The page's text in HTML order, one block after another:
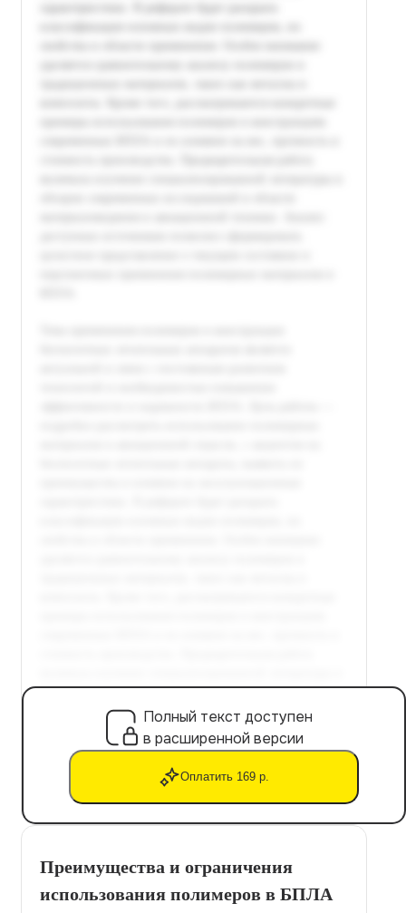
Полный текст доступен
в расширенной версии
Оплатить 169 р.
Преимущества и ограничения
использования полимеров в БПЛА